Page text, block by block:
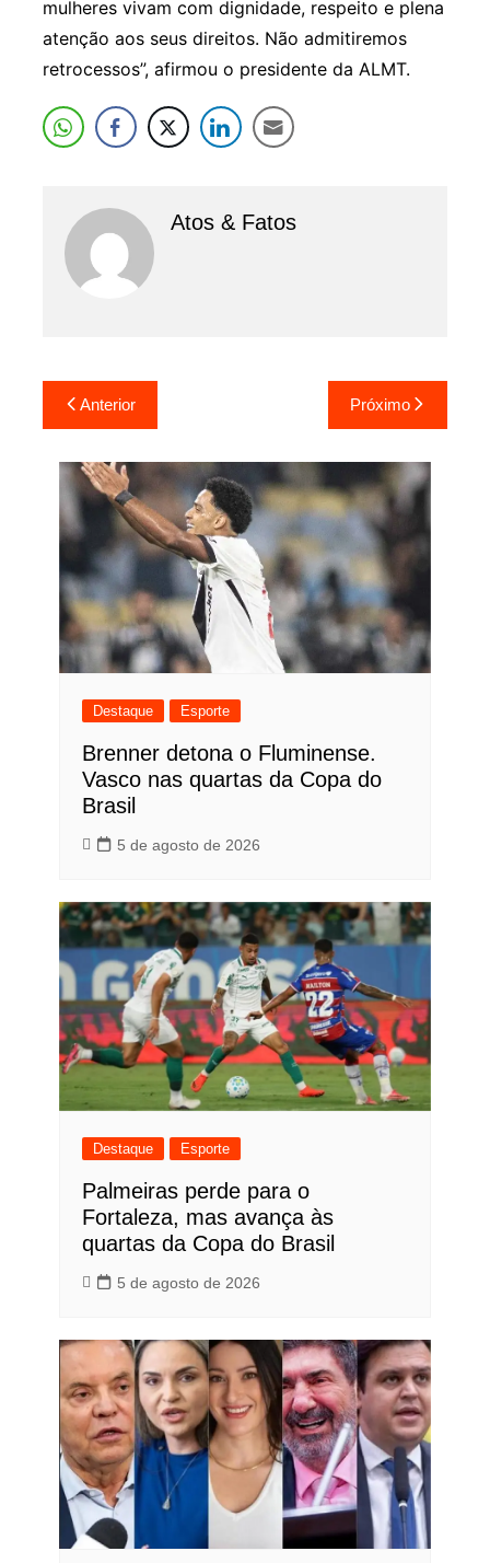
mulheres vivam com dignidade, respeito e plena
atenção aos seus direitos. Não admitiremos
retrocessos”, afirmou o presidente da ALMT.
Atos & Fatos
Navegação
de
Post
Anterior Próximo
Destaque Esporte
Brenner detona o Fluminense.
Vasco nas quartas da Copa do
Brasil
5 de agosto de 2026
Destaque Esporte
Palmeiras perde para o
Fortaleza, mas avança às
quartas da Copa do Brasil
5 de agosto de 2026